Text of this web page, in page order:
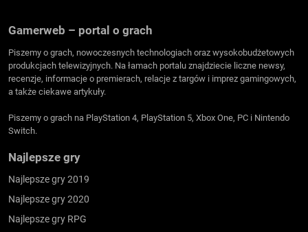
Gamerweb – portal o grach
Piszemy o grach, nowoczesnych technologiach oraz wysokobudżetowych
produkcjach telewizyjnych. Na łamach portalu znajdziecie liczne newsy,
recenzje, informacje o premierach, relacje z targów i imprez gamingowych,
a także ciekawe artykuły.
Piszemy o grach na PlayStation 4, PlayStation 5, Xbox One, PC i Nintendo
Switch.
Najlepsze gry
Najlepsze gry 2019
Najlepsze gry 2020
Najlepsze gry RPG